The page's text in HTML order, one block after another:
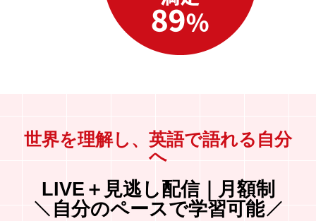
世界を理解し、英語で語れる自分
へ
LIVE＋見逃し配信｜月額制
自分のペースで学習可能